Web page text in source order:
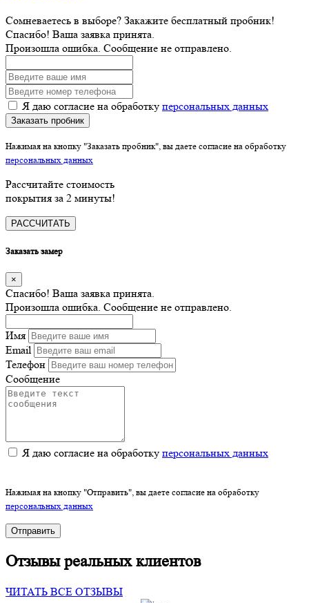
Сомневаетесь в выборе? Закажите бесплатный пробник!
Спасибо! Ваша заявка принята.
Произошла ошибка. Сообщение не отправлено.
Я даю согласие на обработку персональных данных
Заказать пробник
Нажимая на кнопку "Заказать пробник", вы даете согласие на обработку
персональных данных
Рассчитайте стоимость
покрытия за 2 минуты!
РАССЧИТАТЬ
Заказать замер
×
Спасибо! Ваша заявка принята.
Произошла ошибка. Сообщение не отправлено.
Имя
Email
Телефон
Сообщение
Я даю согласие на обработку персональных данных
Нажимая на кнопку "Отправить", вы даете согласие на обработку
персональных данных
Отправить
Отзывы реальных клиентов
ЧИТАТЬ ВСЕ ОТЗЫВЫ